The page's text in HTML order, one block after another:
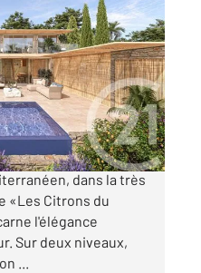
83
€
Canadel-sur-Mer
dans la très
«Les Citrons du
l'élégance
Sur deux niveaux,
...